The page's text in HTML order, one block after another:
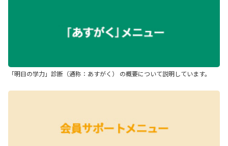
「明日の学力」診断（通称：あすがく） の概要について説明しています。